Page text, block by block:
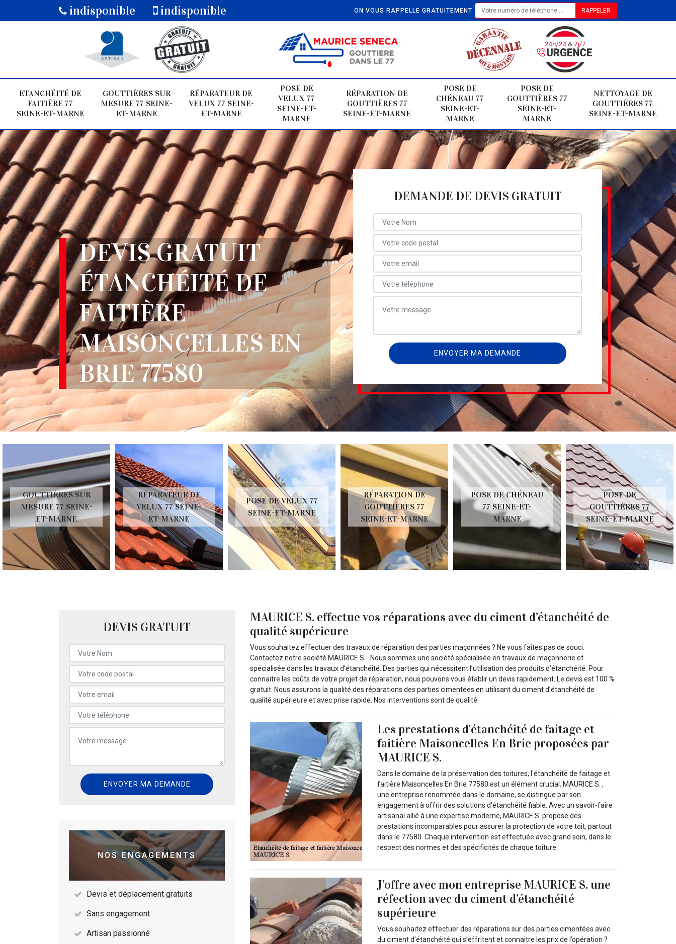
indisponible indisponible ON VOUS RAPPELLE GRATUITEMENT
ETANCHÉITÉ DE
FAITIÈRE 77
SEINE-ET-MARNE
GOUTTIÈRES SUR
MESURE 77 SEINE-
ET-MARNE
RÉPARATEUR DE
VELUX 77 SEINE-
ET-MARNE
POSE DE
VELUX 77
SEINE-ET-
MARNE
RÉPARATION DE
GOUTTIÈRES 77
SEINE-ET-MARNE
POSE DE
CHÉNEAU 77
SEINE-ET-
MARNE
POSE DE
GOUTTIÈRES 77
SEINE-ET-
MARNE
NETTOYAGE DE
GOUTTIÈRES 77
SEINE-ET-MARNE
DEVIS GRATUIT
ÉTANCHÉITÉ DE
FAITIÈRE
MAISONCELLES EN
BRIE 77580
DEMANDE DE DEVIS GRATUIT
GOUTTIÈRES SUR
MESURE 77 SEINE-
ET-MARNE
RÉPARATEUR DE
VELUX 77 SEINE-
ET-MARNE
POSE DE VELUX 77
SEINE-ET-MARNE
RÉPARATION DE
GOUTTIÈRES 77
SEINE-ET-MARNE
POSE DE CHÉNEAU
77 SEINE-ET-
MARNE
POSE DE
GOUTTIÈRES 77
SEINE-ET-MARNE
DEVIS GRATUIT
NOS ENGAGEMENTS
Devis et déplacement gratuits
Sans engagement
Artisan passionné
MAURICE S. effectue vos réparations avec du ciment d’étanchéité de
qualité supérieure
Vous souhaitez effectuer des travaux de réparation des parties maçonnées ? Ne vous faites pas de souci.
Contactez notre société MAURICE S. . Nous sommes une société spécialisée en travaux de maçonnerie et
spécialisée dans les travaux d’étanchéité. Des parties qui nécessitent l’utilisation des produits d’étanchéité. Pour
connaitre les coûts de votre projet de réparation, nous pouvons vous établir un devis rapidement. Le devis est 100 %
gratuit. Nous assurons la qualité des réparations des parties cimentées en utilisant du ciment d’étanchéité de
qualité supérieure et avec prise rapide. Nos interventions sont de qualité.
Les prestations d'étanchéité de faitage et
faitière Maisoncelles En Brie proposées par
MAURICE S.
Dans le domaine de la préservation des toitures, l'étanchéité de faitage et
faitière Maisoncelles En Brie 77580 est un élément crucial. MAURICE S. ,
une entreprise renommée dans le domaine, se distingue par son
engagement à offrir des solutions d'étanchéité fiable. Avec un savoir-faire
artisanal allié à une expertise moderne, MAURICE S. propose des
prestations incomparables pour assurer la protection de votre toit, partout
dans le 77580. Chaque intervention est effectuée avec grand soin, dans le
respect des normes et des spécificités de chaque toiture.
J’offre avec mon entreprise MAURICE S. une
réfection avec du ciment d’étanchéité
supérieure
Vous souhaitez effectuer des réparations sur des parties cimentées avec
du ciment d’étanchéité qui s’effritent et connaitre les prix de l’opération ?